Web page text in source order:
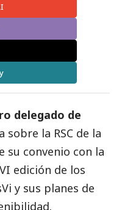
delegado de
sobre la RSC de la
su convenio con la
edición de los
y sus planes de